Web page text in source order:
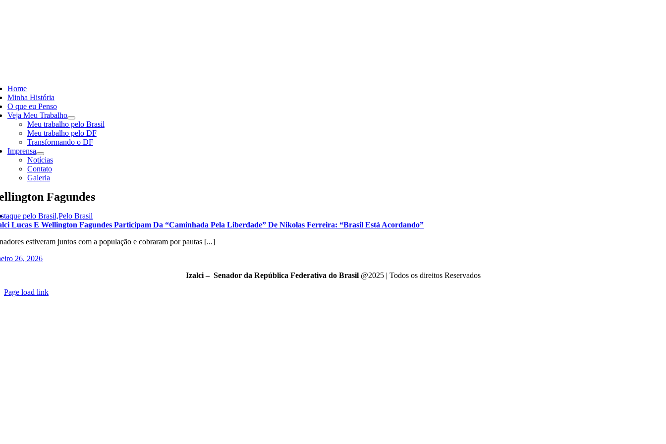
Home
Minha História
O que eu Penso
Veja Meu Trabalho
Meu trabalho pelo Brasil
Meu trabalho pelo DF
Transformando o DF
Imprensa
Notícias
Contato
Galeria
Fagundes
pelo Brasil,Pelo Brasil
Lucas E Wellington Fagundes Participam Da “Caminhada Pela Liberdade” De Nikolas Ferreira: “Brasil Está Acordando”
estiveram juntos com a população e cobraram por pautas [...]
26, 2026
Izalci – Senador da República Federativa do Brasil@2025 | Todos os direitos Reservados
Page load link